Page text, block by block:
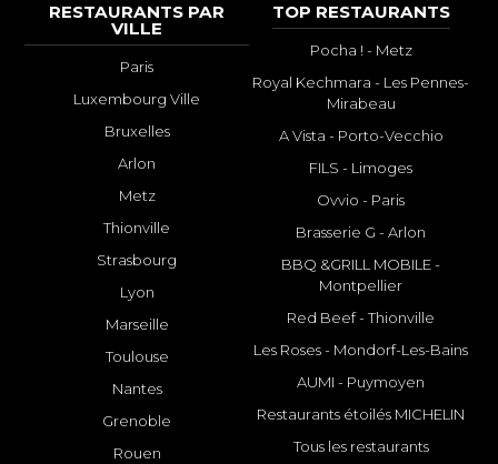
RESTAURANTS PAR
VILLE
Paris
Luxembourg Ville
Bruxelles
Arlon
Metz
Thionville
Strasbourg
Lyon
Marseille
Toulouse
Nantes
Grenoble
Rouen
TOP RESTAURANTS
Pocha ! - Metz
Royal Kechmara - Les Pennes-
Mirabeau
A Vista - Porto-Vecchio
FILS - Limoges
Ovvio - Paris
Brasserie G - Arlon
BBQ &GRILL MOBILE -
Montpellier
Red Beef - Thionville
Les Roses - Mondorf-Les-Bains
AUMI - Puymoyen
Restaurants étoilés MICHELIN
Tous les restaurants